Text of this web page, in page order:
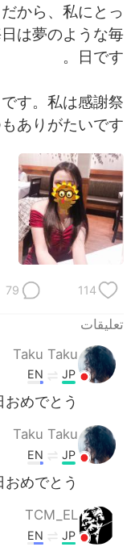
から、私にとっ
は夢のような毎
日です。
す。私は感謝祭
りがたいです。🙏🏼
114
79
تعليقات
Taku Taku
JP
EN
めでとう🎂
Taku Taku
JP
EN
でとう！！🎉
TCM_EL
JP
EN